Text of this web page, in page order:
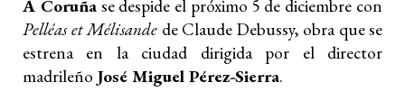
A Coruñase despide el próximo 5 de diciembre con
Pelléas et Mélisande de Claude Debussy, obra que se
estrena en la ciudad dirigida por el director
madrileño José Miguel Pérez-Sierra.